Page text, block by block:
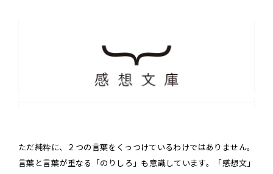
ただ純粋に、２つの言葉をくっつけているわけではありません。
言葉と言葉が重なる「のりしろ」も意識しています。「感想文」